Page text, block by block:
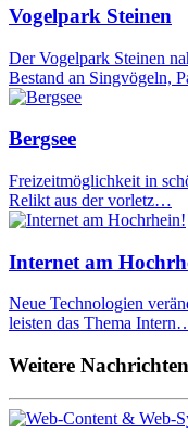
Vogelpark Steinen
Der Vogelpark Steinen
Bestand an Singvögeln,
Bergsee
Freizeitmöglichkeit in
Relikt aus der vorletz…
Internet am
Neue Technologien
leisten das Thema
Weitere Nachrichten